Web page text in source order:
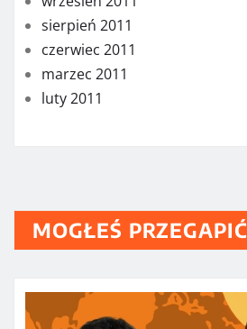
sierpień 2011
czerwiec 2011
marzec 2011
luty 2011
MOGŁEŚ PRZEGAPIĆ